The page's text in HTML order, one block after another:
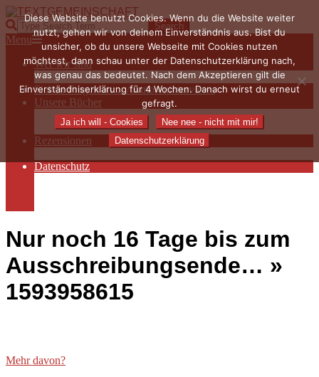
Skip
to
content
TEXTGEMEINSCHAFT
Search
Primary
Navigation
Menu
Menu
Wer wir sind
Die Hauptakteurinnen
Sieben Fragen an… / Autoreninterviews
Unsere Bücher
Autorenservices
Autorenprofile
Rezensionen
Datenschutz
Nur noch 16 Tage bis zum
Ausschreibungsende… »
1593958615
Mehr davon?
Diese Website benutzt Cookies. Wenn du die Website weiter
nutzt, gehen wir von deinem Einverständnis aus. Bist du
unsicher, ob du unsere Webseite mit Cookies nutzen
möchtest, dann schau unter der Datenschutzerklärung nach,
was genau das bedeutet. Nach dem Akzeptieren gilt die
Einverständniserklärung für 4 Wochen. Danach wirst du erneut
gefragt.
Ja ich will - Cookies
Nee nee - nicht mit mir!
Datenschutzerklärung